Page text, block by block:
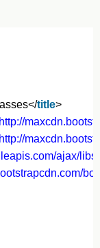
title>
http://
http://
ajax/